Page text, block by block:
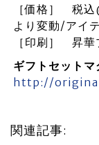
［価格］ 税
より変動/アイ
［印刷］ 昇華
ギフトセットマ
http://
関連記事: